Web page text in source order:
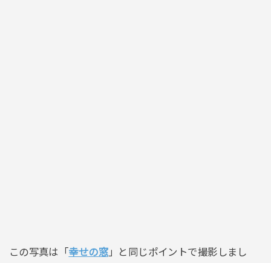
この写真は「幸せの窓」と同じポイントで撮影しまし